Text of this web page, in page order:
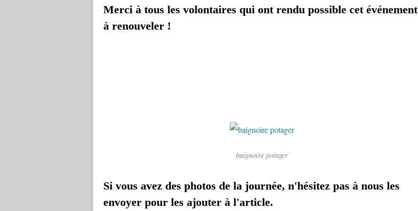
Merci à tous les volontaires qui ont rendu possible cet événement
à renouveler !
baignoire potager
Si vous avez des photos de la journée, n'hésitez pas à nous les
envoyer pour les ajouter à l'article.